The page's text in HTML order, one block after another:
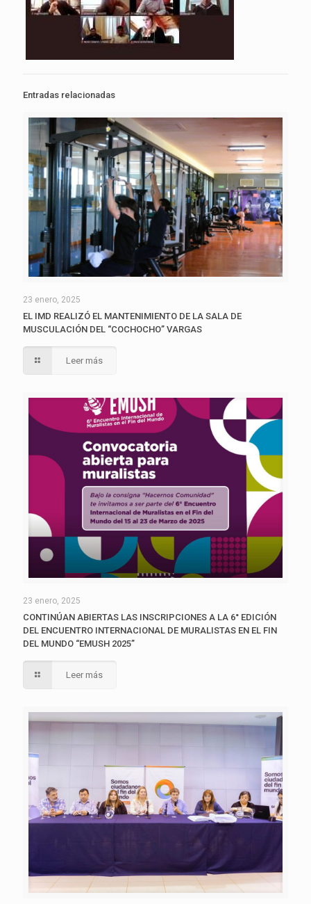
Entradas relacionadas
23 enero, 2025
EL IMD REALIZÓ EL MANTENIMIENTO DE LA SALA DE
MUSCULACIÓN DEL “COCHOCHO” VARGAS
Leer más
23 enero, 2025
CONTINÚAN ABIERTAS LAS INSCRIPCIONES A LA 6° EDICIÓN
DEL ENCUENTRO INTERNACIONAL DE MURALISTAS EN EL FIN
DEL MUNDO “EMUSH 2025”
Leer más